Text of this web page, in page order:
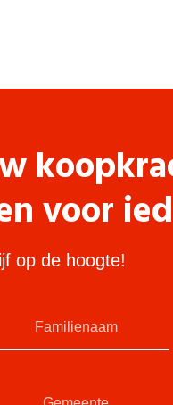
voor
op de hoogte!